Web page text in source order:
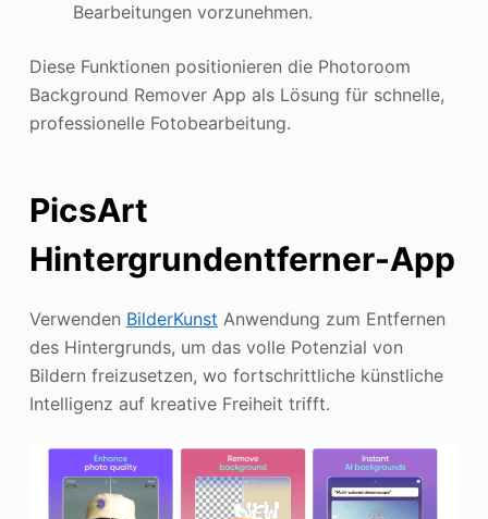
Bearbeitungen vorzunehmen.
Diese Funktionen positionieren die Photoroom
Background Remover App als Lösung für schnelle,
professionelle Fotobearbeitung.
PicsArt
Hintergrundentferner-App
Verwenden BilderKunst Anwendung zum Entfernen
des Hintergrunds, um das volle Potenzial von
Bildern freizusetzen, wo fortschrittliche künstliche
Intelligenz auf kreative Freiheit trifft.